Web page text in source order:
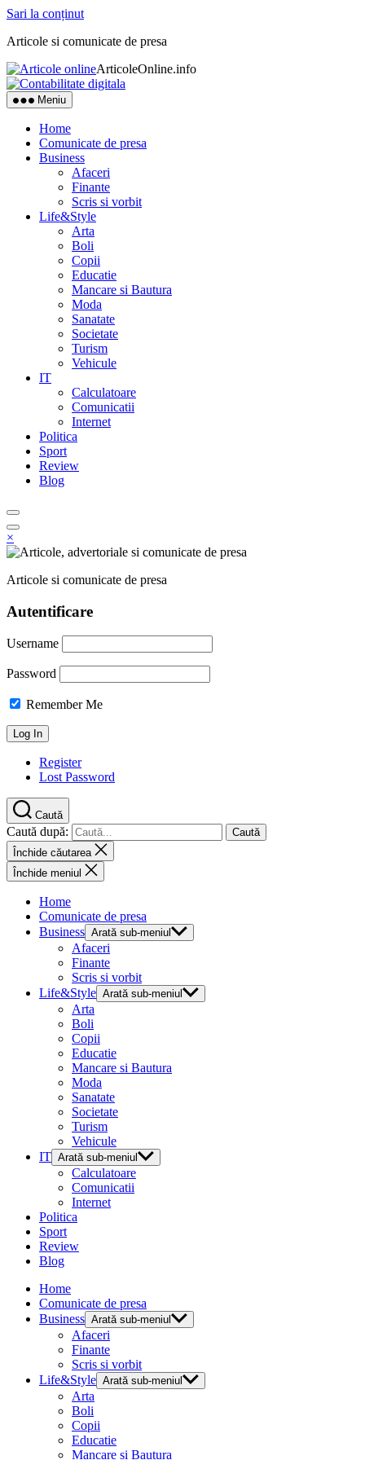
Sari la conținut
Articole si comunicate de presa
ArticoleOnline.info
Meniu
Home
Comunicate de presa
Business
Afaceri
Finante
Scris si vorbit
Life&Style
Arta
Boli
Copii
Educatie
Mancare si Bautura
Moda
Sanatate
Societate
Turism
Vehicule
IT
Calculatoare
Comunicatii
Internet
Politica
Sport
Review
Blog
×
Articole si comunicate de presa
Autentificare
Username
Password
Remember Me
Register
Lost Password
Caută
Caută după:
Închide căutarea
Închide meniul
Home
Comunicate de presa
Business Arată sub-meniul
Afaceri
Finante
Scris si vorbit
Life&Style Arată sub-meniul
Arta
Boli
Copii
Educatie
Mancare si Bautura
Moda
Sanatate
Societate
Turism
Vehicule
IT Arată sub-meniul
Calculatoare
Comunicatii
Internet
Politica
Sport
Review
Blog
Home
Comunicate de presa
Business Arată sub-meniul
Afaceri
Finante
Scris si vorbit
Life&Style Arată sub-meniul
Arta
Boli
Copii
Educatie
Mancare si Bautura